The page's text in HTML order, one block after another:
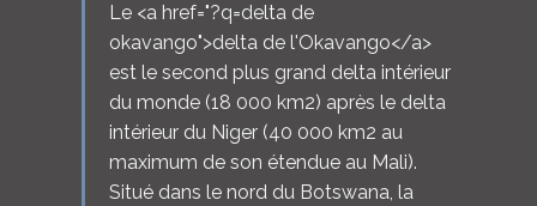
Le <a href="?q=delta de
okavango">delta de l'Okavango</a>
est le second plus grand delta intérieur
du monde (18 000 km2) après le delta
intérieur du Niger (40 000 km2 au
maximum de son étendue au Mali).
Situé dans le nord du Botswana, la